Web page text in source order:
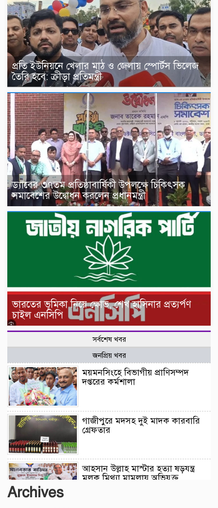
প্রতি ইউনিয়নে খেলার মাঠ ও জেলায় স্পোর্টস ভিলেজ
তৈরি হবে: ক্রীড়া প্রতিমন্ত্রী
ড্যাবের ৩৭তম প্রতিষ্ঠাবার্ষিকী উপলক্ষে চিকিৎসক
সমাবেশের উদ্বোধন করলেন প্রধানমন্ত্রী
ভারতের ভূমিকা নিয়ে ক্ষোভ, শেখ হাসিনার প্রত্যর্পণ
চাইল এনসিপি
সর্বশেষ খবর
জনপ্রিয় খবর
ময়মনসিংহে বিভাগীয় প্রাণিসম্পদ
দপ্তরের কর্মশালা
গাজীপুরে মদসহ দুই মাদক কারবারি
গ্রেফতার
আহসান উল্লাহ মাস্টার হত্যা ষড়যন্ত্র
মূলক মিথ্যা মামলায় অভিযুক্ত
Archives